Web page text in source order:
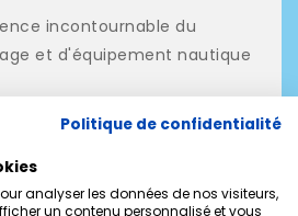
incontournable du
et d'équipement nautique
Politique de confidentialité
analyser les données de nos visiteurs,
un contenu personnalisé et vous